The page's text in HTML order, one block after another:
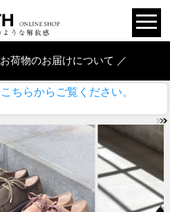
荷物のお届けについて ／
ちらからご覧ください。